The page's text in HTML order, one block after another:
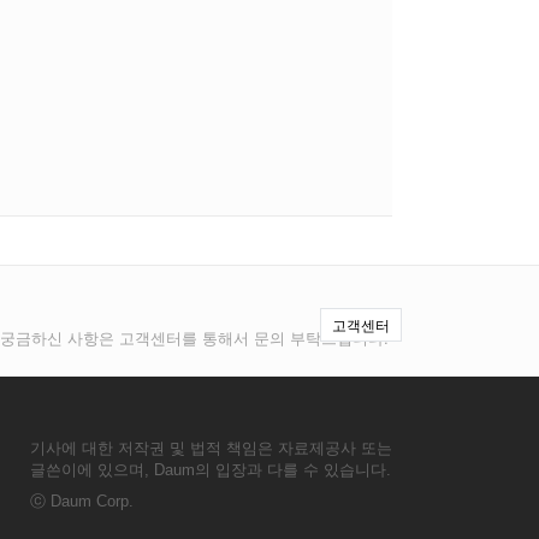
금하신 사항은 고객센터를 통해서 문의 부탁드립니다.
고객센터
기사에 대한 저작권 및 법적 책임은 자료제공사 또는
글쓴이에 있으며, Daum의 입장과 다를 수 있습니다.
ⓒ Daum Corp.